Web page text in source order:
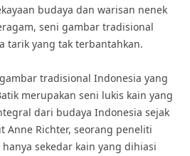
budaya dan warisan nenek
seni gambar tradisional
tarik yang tak terbantahkan.
tradisional Indonesia yang
merupakan seni lukis kain yang
dari budaya Indonesia sejak
Anne Richter, seorang peneliti
sekedar kain yang dihiasi